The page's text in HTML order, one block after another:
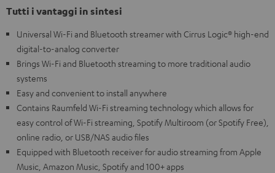
Tutti i vantaggi in sintesi
Universal Wi-Fi and Bluetooth streamer with Cirrus Logic® high-end
digital-to-analog converter
Brings Wi-Fi and Bluetooth streaming to more traditional audio
systems
Easy and convenient to install anywhere
Contains Raumfeld Wi-Fi streaming technology which allows for
easy control of Wi-Fi streaming, Spotify Multiroom (or Spotify Free),
online radio, or USB/NAS audio files
Equipped with Bluetooth receiver for audio streaming from Apple
Music, Amazon Music, Spotify and 100+ apps